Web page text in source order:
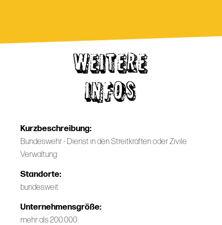
WEITERE
INFOS
Kurzbeschreibung:
Bundeswehr - Dienst in den Streitkräften oder Zivile
Verwaltung
Standorte:
bundesweit
Unternehmensgröße:
mehr als 200.000